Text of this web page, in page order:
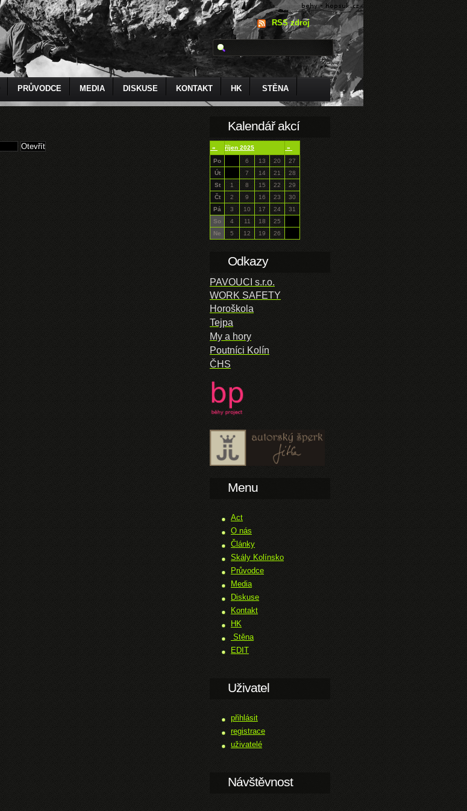
RSS zdroj
PRŮVODCE MEDIA DISKUSE KONTAKT HK STĚNA
Kalendář akcí
« říjen 2025
»
Po
6 13 20
27
Út
7 14 21
28
St
1 8 15 22
29
Čt
2 9 16 23
30
Pá
3 10 17 24
31
So
4 11 18
25
Ne
5 12 19 26
Odkazy
PAVOUCI s.r.o.
WORK SAFETY
Horoškola
Tejpa
My a hory
Poutníci Kolín
ČHS
Menu
Act
O nás
Články
Skály Kolínsko
Průvodce
Media
Diskuse
Kontakt
HK
Stěna
EDIT
Uživatel
přihlásit
registrace
uživatelé
Návštěvnost